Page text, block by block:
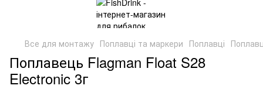
Все для монтажу Поплавці та маркери Поплавці
Поплавець Flagman Float S28
Electronic 3г